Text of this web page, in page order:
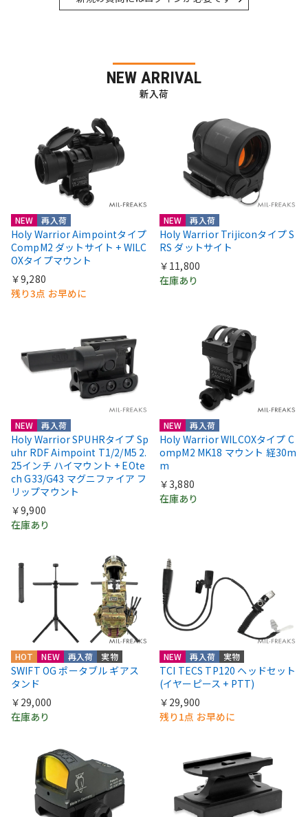
NEW ARRIVAL
新入荷
NEW 再入荷
Holy Warrior Aimpointタイプ
CompM2 ダットサイト + WILC
OXタイプマウント
￥9,280
残り3点 お早めに
NEW 再入荷
Holy Warrior Trijiconタイプ S
RS ダットサイト
￥11,800
在庫あり
NEW 再入荷
Holy Warrior SPUHRタイプ Sp
uhr RDF Aimpoint T1/2/M5 2.
25インチ ハイマウント + EOte
ch G33/G43 マグニファイア フ
リップマウント
￥9,900
在庫あり
NEW 再入荷
Holy Warrior WILCOXタイプ C
ompM2 MK18 マウント 経30m
m
￥3,880
在庫あり
HOT NEW 再入荷 実物
SWIFT OG ポータブル ギアス
タンド
￥29,000
在庫あり
NEW 再入荷 実物
TCI TECS TP120 ヘッドセット
(イヤーピース + PTT)
￥29,900
残り1点 お早めに